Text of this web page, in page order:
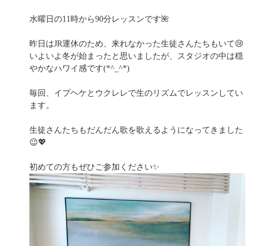
水曜日の11時から90分レッスンです🌺
昨日はJR運休のため、来れなかった生徒さんたちもいて😢
いよいよ冬が始まったと思いましたが、スタジオの中は穏
やかなハワイ感です(*^_^*)
毎回、イプヘケとウクレレで生のリズムでレッスンしてい
ます。
生徒さんたちもだんだん歌を歌えるようになってきました
😉💖
初めての方もぜひご参加ください✨